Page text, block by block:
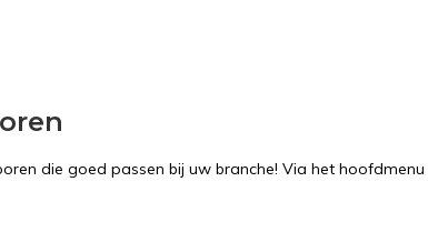
die goed passen bij uw branche! Via het hoofdmenu